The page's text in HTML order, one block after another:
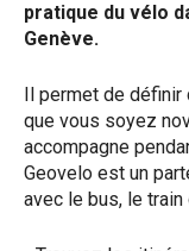
pratique du vélo
Genève.
Il permet de définir
que vous soyez
accompagne
Geovelo est un
avec le bus, le train